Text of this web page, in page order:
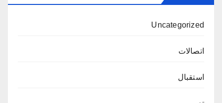
Uncategorized
اتصالات
استقبال